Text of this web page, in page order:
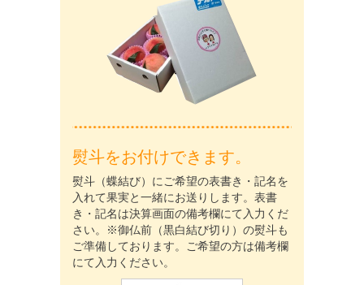
熨斗をお付けできます。
熨斗（蝶結び）にご希望の表書き・記名を
入れて果実と一緒にお送りします。表書
き・記名は決算画面の備考欄にて入力くだ
さい。※御仏前（黒白結び切り）の熨斗も
ご準備しております。ご希望の方は備考欄
にて入力ください。